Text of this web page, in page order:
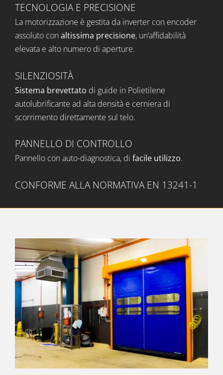
TECNOLOGIA E PRECISIONE
La motorizzazione è gestita da inverter con encoder
assoluto con altissima precisione, un’affidabilità
elevata e alto numero di aperture.
SILENZIOSITÀ
Sistema brevettato di guide in Polietilene
autolubrificante ad alta densità e cerniera di
scorrimento direttamente sul telo.
PANNELLO DI CONTROLLO
Pannello con auto-diagnostica, di facile utilizzo.
CONFORME ALLA NORMATIVA EN 13241-1